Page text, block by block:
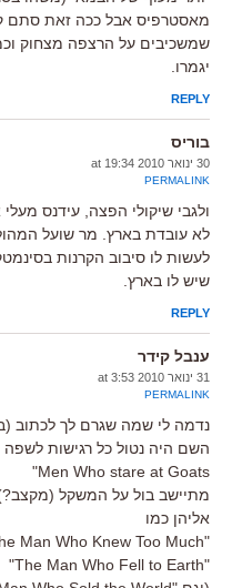
מאסטרפיס אבל ככה זאת סתם
שמשכיבים על הרצפה מצחוק
יגמרו.
REPLY
בוריס
30 ינואר 2010 at 19:34
PERMALINK
ולגבי שיקולי הפצה, עידנס
לא עובדת בארץ. מר שועל
לעשות לו סיבוב הקרנות
שיש לו בארץ.
REPLY
ענבל קידר
31 ינואר 2010 at 3:53
PERMALINK
נדמה לי שמה שגרם לך לכתוב
Men Who stare at Goats"
מתיישב בול על המשקל
אליהן כמו
"The Man Who Knew Too Much"
"The Man Who Fell to Earth"